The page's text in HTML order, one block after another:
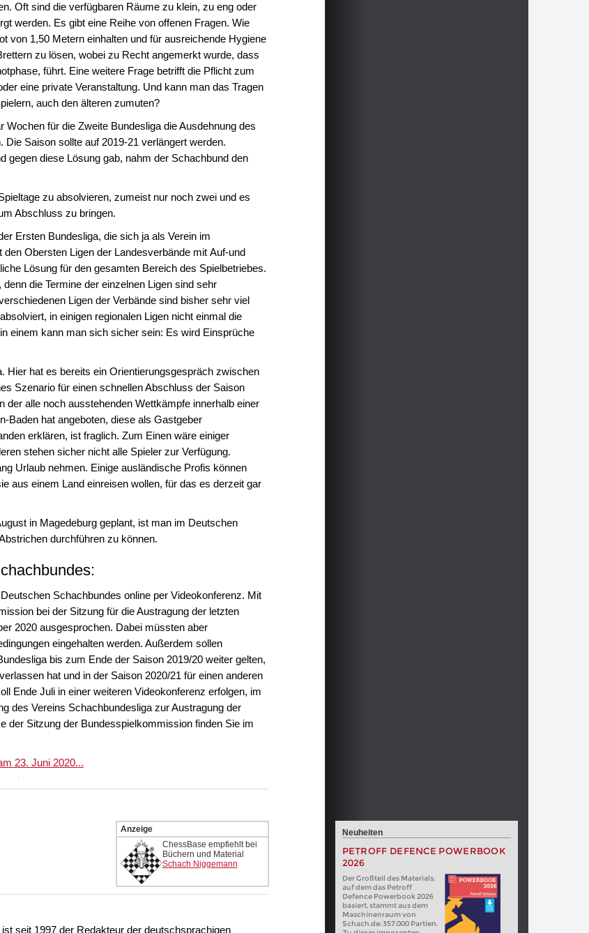
Oft sind die verfügbaren Räume zu klein, zu eng oder
werden. Es gibt eine Reihe von offenen Fragen. Wie
von 1,50 Metern einhalten und für ausreichende Hygiene
zu lösen, wobei zu Recht angemerkt wurde, dass
führt. Eine weitere Frage betrifft die Pflicht zum
eine private Veranstaltung. Und kann man das Tragen
auch den älteren zumuten?
für die Zweite Bundesliga die Ausdehnung des
Saison sollte auf 2019-21 verlängert werden.
gegen diese Lösung gab, nahm der Schachbund den
zu absolvieren, zumeist nur noch zwei und es
Abschluss zu bringen.
Ersten Bundesliga, die sich ja als Verein im
Obersten Ligen der Landesverbände mit Auf-und
Lösung für den gesamten Bereich des Spielbetriebes.
die Termine der einzelnen Ligen sind sehr
Ligen der Verbände sind bisher sehr viel
in einigen regionalen Ligen nicht einmal die
einem kann man sich sicher sein: Es wird Einsprüche
Hier hat es bereits ein Orientierungsgespräch zwischen
Szenario für einen schnellen Abschluss der Saison
der alle noch ausstehenden Wettkämpfe innerhalb einer
Baden hat angeboten, diese als Gastgeber
erklären, ist fraglich. Zum Einen wäre einiger
stehen sicher nicht alle Spieler zur Verfügung.
Urlaub nehmen. Einige ausländische Profis können
aus einem Land einreisen wollen, für das es derzeit gar
in Magedeburg geplant, ist man im Deutschen
durchführen zu können.
Schachbundes online per Videokonferenz. Mit
bei der Sitzung für die Austragung der letzten
2020 ausgesprochen. Dabei müssten aber
eingehalten werden. Außerdem sollen
bis zum Ende der Saison 2019/20 weiter gelten,
hat und in der Saison 2020/21 für einen anderen
Ende Juli in einer weiteren Videokonferenz erfolgen, im
des Vereins Schachbundesliga zur Austragung der
der Sitzung der Bundesspielkommission finden Sie im
23. Juni 2020...
Anzeige
ChessBase empfiehlt bei
Büchern und Material
Schach Niggemann
seit 1997 der Redakteur der deutschsprachigen
Neuheiten
PETROFF DEFENCE POWERBOOK
2026
Der Großteil des Materials,
auf dem das Petroff
Defence Powerbook 2026
basiert, stammt aus dem
Maschinenraum von
Schach.de: 357.000 Partien.